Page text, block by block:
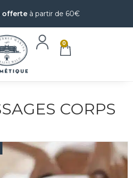
offerte à partir de 60€
0
CORPS